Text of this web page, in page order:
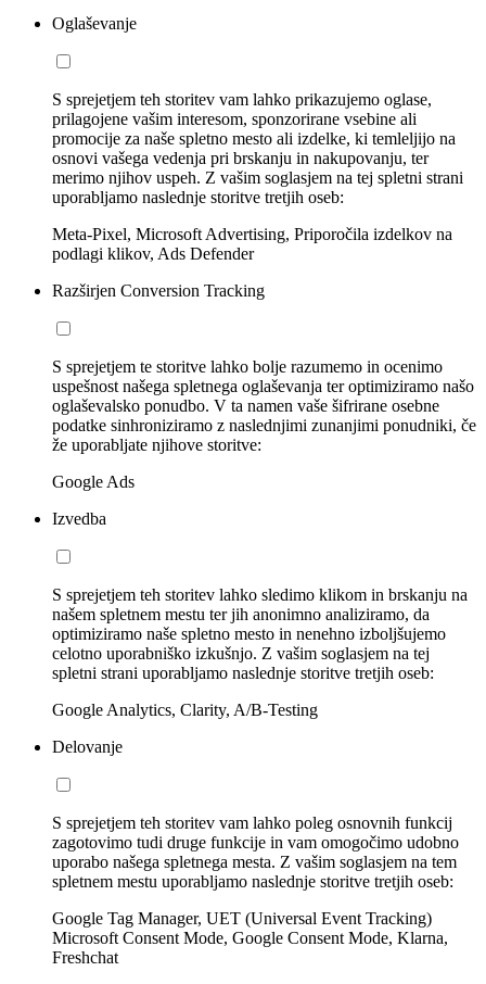
Oglaševanje
S sprejetjem teh storitev vam lahko prikazujemo oglase,
prilagojene vašim interesom, sponzorirane vsebine ali
promocije za naše spletno mesto ali izdelke, ki temleljijo na
osnovi vašega vedenja pri brskanju in nakupovanju, ter
merimo njihov uspeh. Z vašim soglasjem na tej spletni strani
uporabljamo naslednje storitve tretjih oseb:
Meta-Pixel, Microsoft Advertising, Priporočila izdelkov na
podlagi klikov, Ads Defender
Razširjen Conversion Tracking
S sprejetjem te storitve lahko bolje razumemo in ocenimo
uspešnost našega spletnega oglaševanja ter optimiziramo našo
oglaševalsko ponudbo. V ta namen vaše šifrirane osebne
podatke sinhroniziramo z naslednjimi zunanjimi ponudniki, če
že uporabljate njihove storitve:
Google Ads
Izvedba
S sprejetjem teh storitev lahko sledimo klikom in brskanju na
našem spletnem mestu ter jih anonimno analiziramo, da
optimiziramo naše spletno mesto in nenehno izboljšujemo
celotno uporabniško izkušnjo. Z vašim soglasjem na tej
spletni strani uporabljamo naslednje storitve tretjih oseb:
Google Analytics, Clarity, A/B-Testing
Delovanje
S sprejetjem teh storitev vam lahko poleg osnovnih funkcij
zagotovimo tudi druge funkcije in vam omogočimo udobno
uporabo našega spletnega mesta. Z vašim soglasjem na tem
spletnem mestu uporabljamo naslednje storitve tretjih oseb:
Google Tag Manager, UET (Universal Event Tracking)
Microsoft Consent Mode, Google Consent Mode, Klarna,
Freshchat